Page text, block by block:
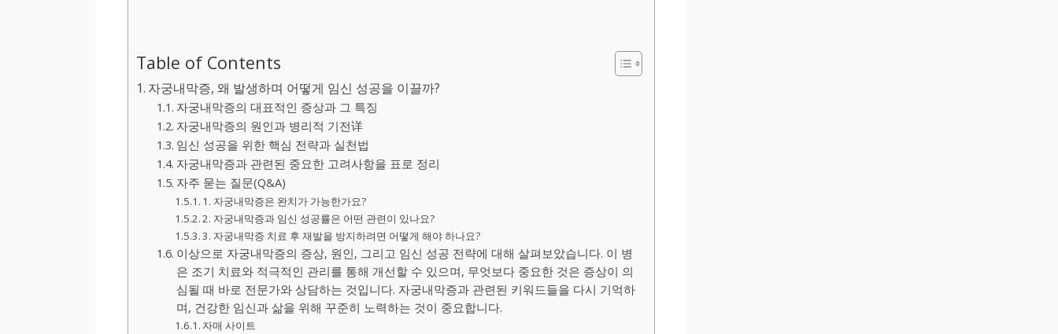
Table of Contents
자궁내막증, 왜 발생하며 어떻게 임신 성공을 이끌까?
자궁내막증의 대표적인 증상과 그 특징
자궁내막증의 원인과 병리적 기전详
임신 성공을 위한 핵심 전략과 실천법
자궁내막증과 관련된 중요한 고려사항을 표로 정리
자주 묻는 질문(Q&A)
1. 자궁내막증은 완치가 가능한가요?
2. 자궁내막증과 임신 성공률은 어떤 관련이 있나요?
3. 자궁내막증 치료 후 재발을 방지하려면 어떻게 해야 하나요?
이상으로 자궁내막증의 증상, 원인, 그리고 임신 성공 전략에 대해 살펴보았습니다. 이 병
은 조기 치료와 적극적인 관리를 통해 개선할 수 있으며, 무엇보다 중요한 것은 증상이 의
심될 때 바로 전문가와 상담하는 것입니다. 자궁내막증과 관련된 키워드들을 다시 기억하
며, 건강한 임신과 삶을 위해 꾸준히 노력하는 것이 중요합니다.
자매 사이트